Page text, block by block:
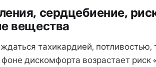
сердцебиение,
вещества
тахикардией,
дискомфорта возрастает